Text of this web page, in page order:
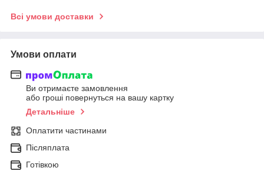
Всі умови доставки
Умови оплати
Ви отримаєте замовлення
або гроші повернуться на вашу картку
Детальніше
Оплатити частинами
Післяплата
Готівкою